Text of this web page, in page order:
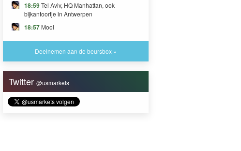
18:59Tel Aviv, HQ Manhattan, ook
bijkantoortje in Antwerpen
18:57 Mooi
Deelnemen aan de beursbox »
Twitter@usmarkets